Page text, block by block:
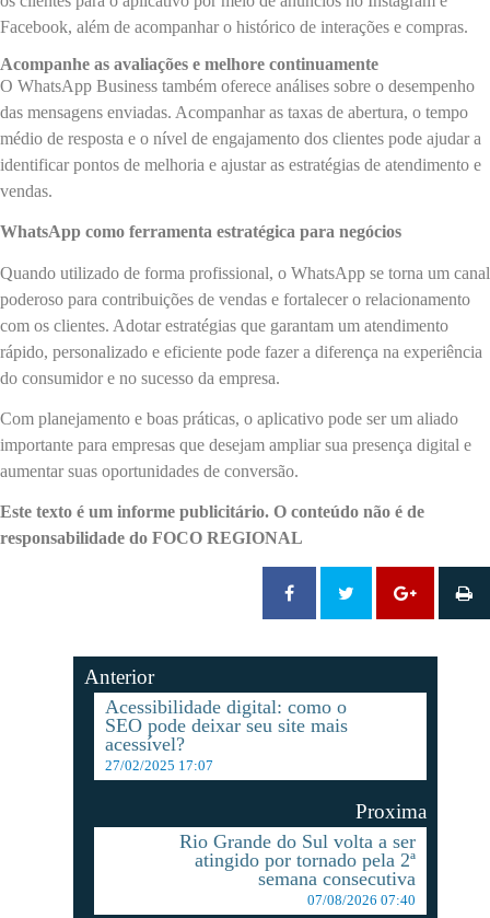
Facebook, além de acompanhar o histórico de interações e compras.
Acompanhe as avaliações e melhore continuamente
O WhatsApp Business também oferece análises sobre o desempenho
das mensagens enviadas. Acompanhar as taxas de abertura, o tempo
médio de resposta e o nível de engajamento dos clientes pode ajudar a
identificar pontos de melhoria e ajustar as estratégias de atendimento e
vendas.
WhatsApp como ferramenta estratégica para negócios
Quando utilizado de forma profissional, o WhatsApp se torna um canal
poderoso para contribuições de vendas e fortalecer o relacionamento
com os clientes. Adotar estratégias que garantam um atendimento
rápido, personalizado e eficiente pode fazer a diferença na experiência
do consumidor e no sucesso da empresa.
Com planejamento e boas práticas, o aplicativo pode ser um aliado
importante para empresas que desejam ampliar sua presença digital e
aumentar suas oportunidades de conversão.
Este texto é um informe publicitário. O conteúdo não é de
responsabilidade do FOCO REGIONAL
Anterior
Acessibilidade digital: como o
SEO pode deixar seu site mais
acessível?
27/02/2025 17:07
Proxima
Rio Grande do Sul volta a ser
atingido por tornado pela 2ª
semana consecutiva
07/08/2026 07:40